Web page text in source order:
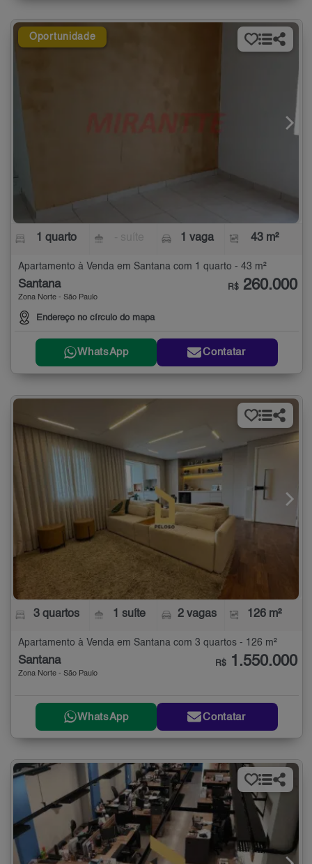
Oportunidade
1 quarto 1 vaga 43 m²
Apartamento à Venda em Santana com 1 quarto - 43 m²
Santana
Zona Norte - São Paulo
Endereço no círculo do mapa
R$ 260.000
WhatsApp Contatar
3 quartos 1 suíte 2 vagas 126 m²
Apartamento à Venda em Santana com 3 quartos - 126 m²
Santana
Zona Norte - São Paulo
R$ 1.550.000
WhatsApp Contatar